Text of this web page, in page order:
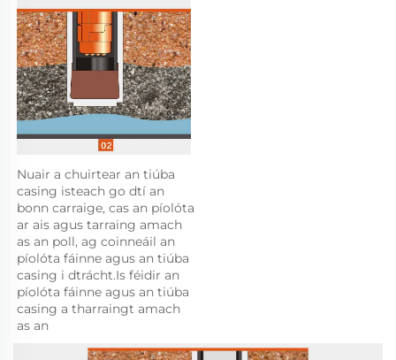
Nuair a chuirtear an tiúba
casing isteach go dtí an
bonn carraige, cas an píolóta
ar ais agus tarraing amach
as an poll, ag coinneáil an
píolóta fáinne agus an tiúba
casing i dtrácht.Is féidir an
píolóta fáinne agus an tiúba
casing a tharraingt amach
as an